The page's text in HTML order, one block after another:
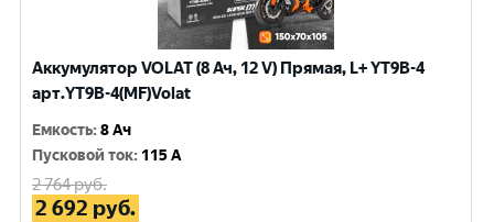
Аккумулятор VOLAT (8 Ач, 12 V) Прямая, L+ YT9B-4
арт.YT9B-4(MF)Volat
Емкость:8 Ач
Пусковой ток: 115 A
2 764руб.
2 692 руб.